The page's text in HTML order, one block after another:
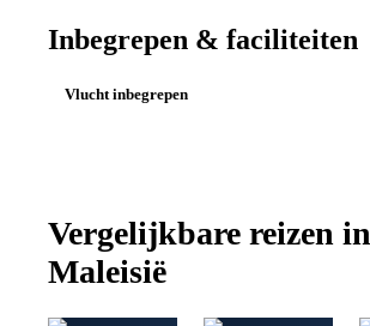
Inbegrepen & faciliteiten
Vlucht inbegrepen
Vergelijkbare reizen in
Maleisië